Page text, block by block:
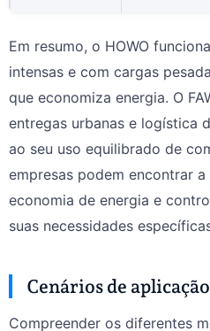
Em resumo, o HOWO
intensas e com cargas
que economiza energia. O
entregas urbanas e logística
ao seu uso equilibrado de
empresas podem encontrar
economia de energia e
suas necessidades
Cenários de
Compreender os diferentes